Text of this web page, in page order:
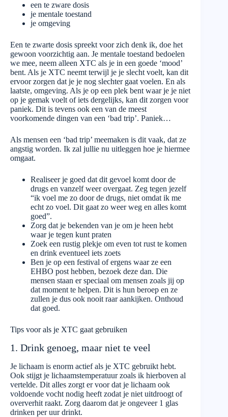
een te zware dosis
je mentale toestand
je omgeving
Een te zwarte dosis spreekt voor zich denk ik, doe het
gewoon voorzichtig aan. Je mentale toestand bedoelen
we mee, neem alleen XTC als je in een goede ‘mood’
bent. Als je XTC neemt terwijl je je slecht voelt, kan dit
ervoor zorgen dat je je nog slechter gaat voelen. En als
laatste, omgeving. Als je op een plek bent waar je je niet
op je gemak voelt of iets dergelijks, kan dit zorgen voor
paniek. Dit is tevens ook een van de meest
voorkomende dingen van een ‘bad trip’. Paniek…
Als mensen een ‘bad trip’ meemaken is dit vaak, dat ze
angstig worden. Ik zal jullie nu uitleggen hoe je hiermee
omgaat.
Realiseer je goed dat dit gevoel komt door de
drugs en vanzelf weer overgaat. Zeg tegen jezelf
“ik voel me zo door de drugs, niet omdat ik me
echt zo voel. Dit gaat zo weer weg en alles komt
goed”.
Zorg dat je bekenden van je om je heen hebt
waar je tegen kunt praten
Zoek een rustig plekje om even tot rust te komen
en drink eventueel iets zoets
Ben je op een festival of ergens waar ze een
EHBO post hebben, bezoek deze dan. Die
mensen staan er speciaal om mensen zoals jij op
dat moment te helpen. Dit is hun beroep en ze
zullen je dus ook nooit raar aankijken. Onthoud
dat goed.
Tips voor als je XTC gaat gebruiken
1. Drink genoeg, maar niet te veel
Je lichaam is enorm actief als je XTC gebruikt hebt.
Ook stijgt je lichaamstemperatuur zoals ik hierboven al
vertelde. Dit alles zorgt er voor dat je lichaam ook
voldoende vocht nodig heeft zodat je niet uitdroogt of
oververhit raakt. Zorg daarom dat je ongeveer 1 glas
drinken per uur drinkt.